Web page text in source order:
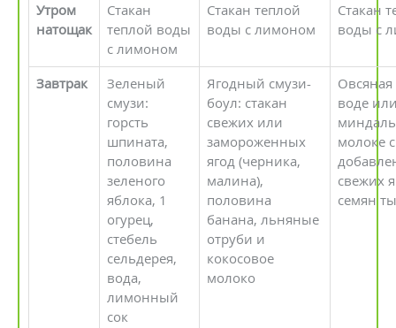
Утром
натощак
Стакан
теплой воды
с лимоном
Стакан теплой
воды с лимоном
Стакан
воды с
Завтрак
Зеленый
смузи:
горсть
шпината,
половина
зеленого
яблока, 1
огурец,
стебель
сельдерея,
вода,
лимонный
сок
Ягодный смузи-
боул: стакан
свежих или
замороженных
ягод (черника,
малина),
половина
банана, льняные
отруби и
кокосовое
молоко
воде
молоке с
свежих
семян